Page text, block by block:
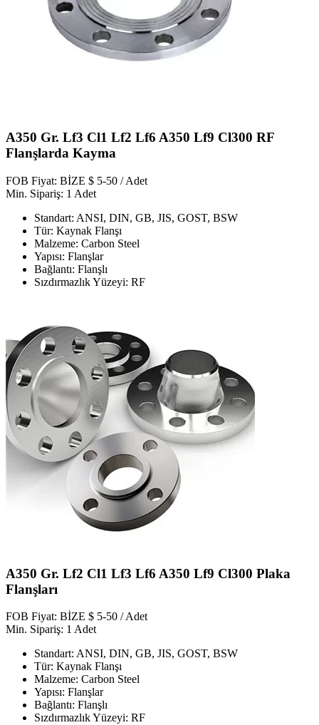
A350 Gr. Lf3 Cl1 Lf2 Lf6 A350 Lf9 Cl300 RF
Flanşlarda Kayma
FOB Fiyat: BİZE $ 5-50 / Adet
Min. Sipariş: 1 Adet
Standart: ANSI, DIN, GB, JIS, GOST, BSW
Tür: Kaynak Flanşı
Malzeme: Carbon Steel
Yapısı: Flanşlar
Bağlantı: Flanşlı
Sızdırmazlık Yüzeyi: RF
A350 Gr. Lf2 Cl1 Lf3 Lf6 A350 Lf9 Cl300 Plaka
Flanşları
FOB Fiyat: BİZE $ 5-50 / Adet
Min. Sipariş: 1 Adet
Standart: ANSI, DIN, GB, JIS, GOST, BSW
Tür: Kaynak Flanşı
Malzeme: Carbon Steel
Yapısı: Flanşlar
Bağlantı: Flanşlı
Sızdırmazlık Yüzeyi: RF